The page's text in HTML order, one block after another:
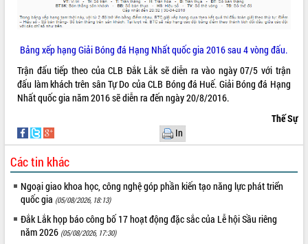
THỐNG KÊ TRUY CẬP
Hôm nay: 14634
Tất cả: 65990776
Bảng xếp hạng Giải Bóng đá Hạng Nhất quốc gia 2016 sau 4 vòng đấu.
Trận đấu tiếp theo của CLB Đắk Lắk sẽ diễn ra vào ngày 07/5 với trận
đấu làm khách trên sân Tự Do của CLB Bóng đá Huế. Giải Bóng đá Hạng
Nhất quốc gia năm 2016 sẽ diễn ra đến ngày 20/8/2016.
Thế Sự
In
Các tin khác
Ngoại giao khoa học, công nghệ góp phần kiến tạo năng lực phát triển
quốc gia (05/08/2026, 18:13)
Đắk Lắk họp báo công bố 17 hoạt động đặc sắc của Lễ hội Sầu riêng
năm 2026 (05/08/2026, 17:30)